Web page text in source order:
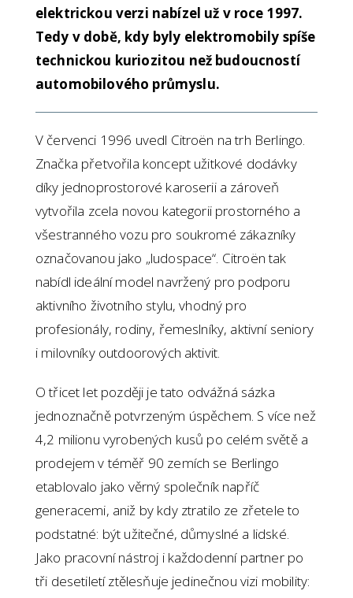
elektrickou verzi nabízel už v roce 1997.
Tedy v době, kdy byly elektromobily spíše
technickou kuriozitou než budoucností
automobilového průmyslu.
V červenci 1996 uvedl Citroën na trh Berlingo.
Značka přetvořila koncept užitkové dodávky
díky jednoprostorové karoserii a zároveň
vytvořila zcela novou kategorii prostorného a
všestranného vozu pro soukromé zákazníky
označovanou jako „ludospace“. Citroën tak
nabídl ideální model navržený pro podporu
aktivního životního stylu, vhodný pro
profesionály, rodiny, řemeslníky, aktivní seniory
i milovníky outdoorových aktivit.
O třicet let později je tato odvážná sázka
jednoznačně potvrzeným úspěchem. S více než
4,2 milionu vyrobených kusů po celém světě a
prodejem v téměř 90 zemích se Berlingo
etablovalo jako věrný společník napříč
generacemi, aniž by kdy ztratilo ze zřetele to
podstatné: být užitečné, důmyslné a lidské.
Jako pracovní nástroj i každodenní partner po
tři desetiletí ztělesňuje jedinečnou vizi mobility: